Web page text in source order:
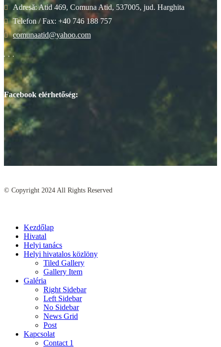
Adresă: Atid 469, Comuna Atid, 537005, jud. Harghita
Telefon / Fax: +40 746 188 757
comunaatid@yahoo.com
Facebook elérhetőség:
© Copyright 2024 All Rights Reserved
Kezdőlap
Hivatal
Helyi tanács
Helyi hivatalos közlöny
Tiled Gallery
Gallery Item
Galéria
Right Sidebar
Left Sidebar
No Sidebar
News Grid
Post
Kapcsolat
Contact 1